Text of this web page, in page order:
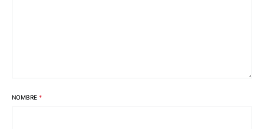
NOMBRE *